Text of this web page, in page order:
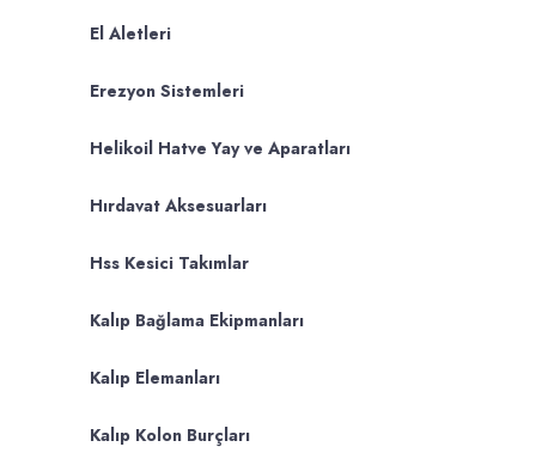
El Aletleri
Erezyon Sistemleri
Helikoil Hatve Yay ve Aparatları
Hırdavat Aksesuarları
Hss Kesici Takımlar
Kalıp Bağlama Ekipmanları
Kalıp Elemanları
Kalıp Kolon Burçları